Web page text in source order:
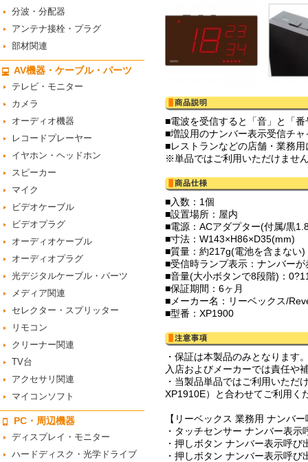
分波・分配器
アンテナ接栓・プラグ
部材関連
AV機器・ケーブル・パーツ
テレビ・モニター
カメラ
オーディオ機器
レコードプレーヤー
イヤホン・ヘッドホン
スピーカー
マイク
ビデオケーブル
ビデオプラグ
オーディオケーブル
オーディオプラグ
光デジタルケーブル・パーツ
メディア関連
セレクター・スプリッター
リモコン
クリーナー関連
TV台
アクセサリ関連
マイコンソフト
PC・周辺機器
ディスプレイ・モニター
ハードディスク・光学ドライブ
■電波を受信すると「音」と「
■増設用のナンバー表示受信チ
■レストランなどの店舗・業務
※単品ではご利用いただけませ
■入数：1個
■設置場所：屋内
■電源：ACアダプター(付属/黒
■寸法：W143×H86×D35(mm)
■質量：約217g(電池を含まない)
■受信時ランプ表示：ナンバー
■音量(大小ボタンで8段階)：
■保証期間：6ヶ月
■メーカー名：リーベックス/
■型番：XP1900
・保証は本製品のみとなります
入店およびメーカーでは責任や
・当製品単品ではご利用いただ
XP1910E）と合わせてご利用く
【リーベックス 業務用 ナンバ
・タッチセンサー ナンバー表
・押しボタン ナンバー表示呼
・押しボタン ナンバー表示呼